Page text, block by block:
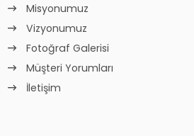
Misyonumuz
Vizyonumuz
Fotoğraf Galerisi
Müşteri Yorumları
İletişim